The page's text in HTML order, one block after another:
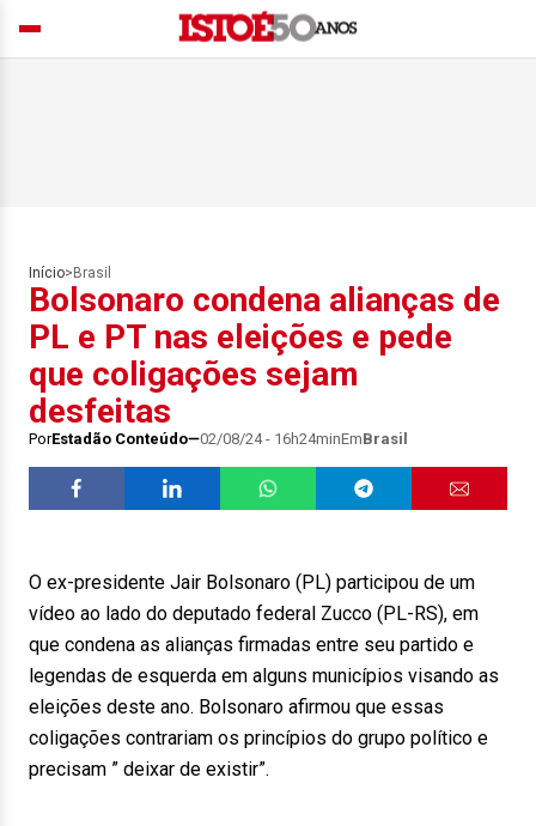
Início> Brasil
Bolsonaro condena alianças de
PL e PT nas eleições e pede
que coligações sejam
desfeitas
PorEstadão Conteúdo 02/08/24 - 16h24minEmBrasil
O ex-presidente Jair Bolsonaro (PL) participou de um
vídeo ao lado do deputado federal Zucco (PL-RS), em
que condena as alianças firmadas entre seu partido e
legendas de esquerda em alguns municípios visando as
eleições deste ano. Bolsonaro afirmou que essas
coligações contrariam os princípios do grupo político e
precisam ” deixar de existir”.